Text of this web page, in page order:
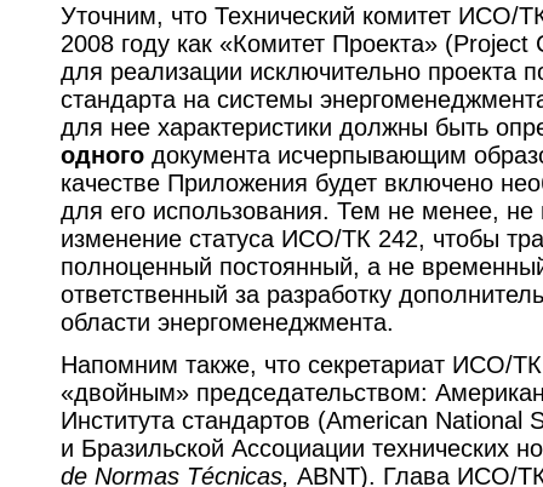
Уточним, что Технический комитет ИСО/
2008 году как «Комитет Проекта»
для реализации исключительно проекта
стандарта на системы
для нее характеристики должны быть
одного документа исчерпывающим
качестве Приложения будет включено
для его использования. Тем не менее,
изменение статуса ИСО/ТК 242, чтобы
полноценный постоянный, а не
ответственный за разработку
области энергоменеджмента.
Напомним также, что секретариат ИСО/
«двойным» председательством:
Института стандартов (American National
и Бразильской Ассоциации технических
de Normas Técnicas, ABNT). Глава ИСО/